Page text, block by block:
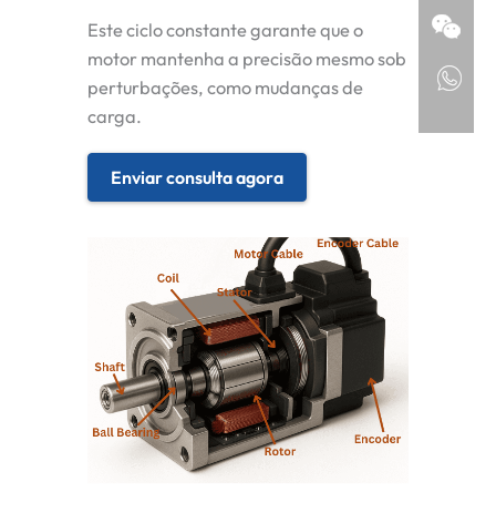
Este ciclo constante garante que o
motor mantenha a precisão mesmo sob
perturbações, como mudanças de
carga.
Enviar consulta agora